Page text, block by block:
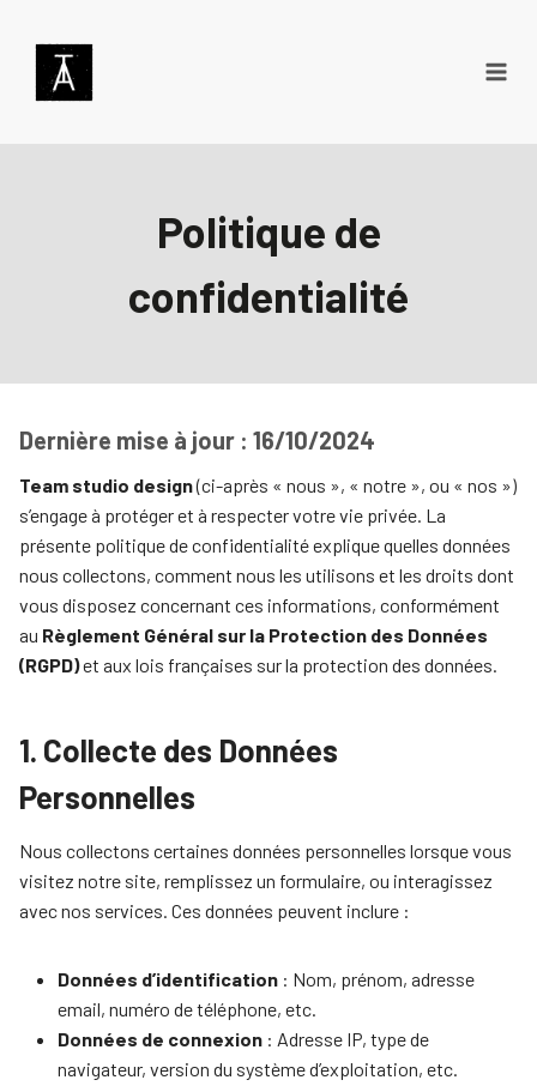
contenu
Politique de
confidentialité
Dernière mise à jour : 16/10/2024
Team studio design(ci-après « nous », « notre », ou « nos »)
s’engage à protéger et à respecter votre vie privée. La
présente politique de confidentialité explique quelles données
nous collectons, comment nous les utilisons et les droits dont
vous disposez concernant ces informations, conformément
au Règlement Général sur la Protection des Données
(RGPD)et aux lois françaises sur la protection des données.
1. Collecte des Données
Personnelles
Nous collectons certaines données personnelles lorsque vous
visitez notre site, remplissez un formulaire, ou interagissez
avec nos services. Ces données peuvent inclure :
Données d’identification : Nom, prénom, adresse
email, numéro de téléphone, etc.
Données de connexion : Adresse IP, type de
navigateur, version du système d’exploitation, etc.